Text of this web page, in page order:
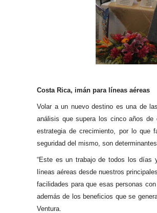
Costa Rica, imán para líneas aéreas
Volar a un nuevo destino es una de
análisis que supera los cinco años
estrategia de crecimiento, por lo que
seguridad del mismo, son
“Este es un trabajo de todos los días
líneas aéreas desde nuestros
facilidades para que esas personas
además de los beneficios que se
Ventura.